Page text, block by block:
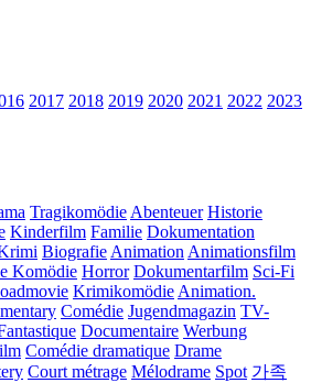
2017 2018 2019 2020 2021 2022 2023
TragikomödieAbenteuer Historie
Kinderfilm Familie Dokumentation
BiografieAnimationAnimationsfilm
Komödie Horror Dokumentarfilm Sci-Fi
KrimikomödieAnimation.
Comédie Jugendmagazin TV-
Documentaire Werbung
Comédie dramatique Drame
Court métrage Mélodrame Spot 가족